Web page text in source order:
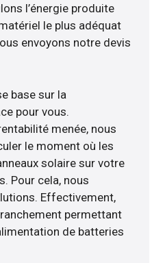
l’énergie produite
le plus adéquat
envoyons notre devis
base sur la
pour vous.
menée, nous
le moment où les
solaire sur votre
Pour cela, nous
Effectivement,
permettant
de batteries